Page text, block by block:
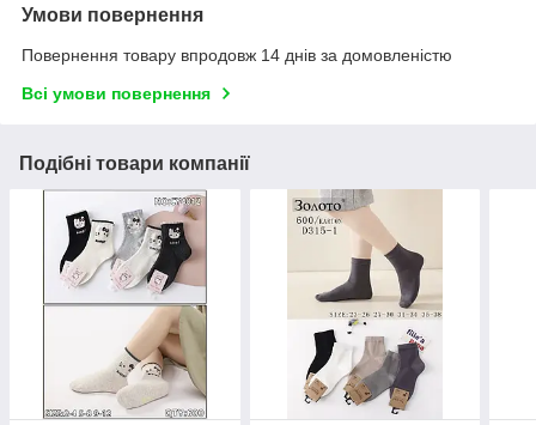
Умови повернення
Повернення товару впродовж 14 днів за домовленістю
Всі умови повернення
Подібні товари компанії